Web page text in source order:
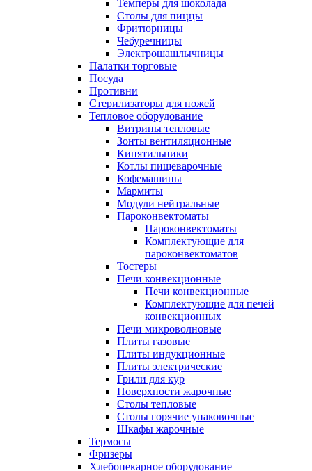
Темперы для шоколада
Столы для пиццы
Фритюрницы
Чебуречницы
Электрошашлычницы
Палатки торговые
Посуда
Противни
Стерилизаторы для ножей
Тепловое оборудование
Витрины тепловые
Зонты вентиляционные
Кипятильники
Котлы пищеварочные
Кофемашины
Мармиты
Модули нейтральные
Пароконвектоматы
Пароконвектоматы
Комплектующие для
пароконвектоматов
Тостеры
Печи конвекционные
Печи конвекционные
Комплектующие для печей
конвекционных
Печи микроволновые
Плиты газовые
Плиты индукционные
Плиты электрические
Грили для кур
Поверхности жарочные
Столы тепловые
Столы горячие упаковочные
Шкафы жарочные
Термосы
Фризеры
Хлебопекарное оборудование